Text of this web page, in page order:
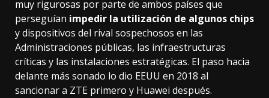
muy rigurosas por parte de ambos países que
perseguían impedir la utilización de algunos chips
y dispositivos del rival sospechosos en las
Administraciones públicas, las infraestructuras
críticas y las instalaciones estratégicas. El paso hacia
delante más sonado lo dio EEUU en 2018 al
sancionar a ZTE primero y Huawei después.